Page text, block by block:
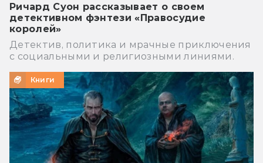
Ричард Суон рассказывает о своем
детективном фэнтези «Правосудие
королей»
Детектив, политика и мрачные приключения
с социальными и религиозными линиями.
Книги